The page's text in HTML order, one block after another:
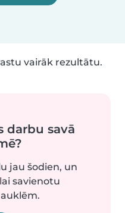
vairāk rezultātu.
darbu savā
jau šodien, un
savienotu